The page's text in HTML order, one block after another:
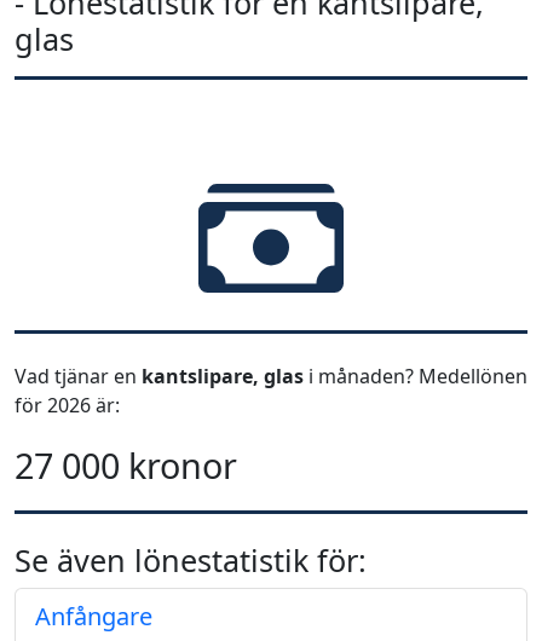
glas
Vad tjänar en kantslipare, glas i månaden? Medellönen
för 2026 är:
27 000 kronor
Se även lönestatistik för:
Anfångare